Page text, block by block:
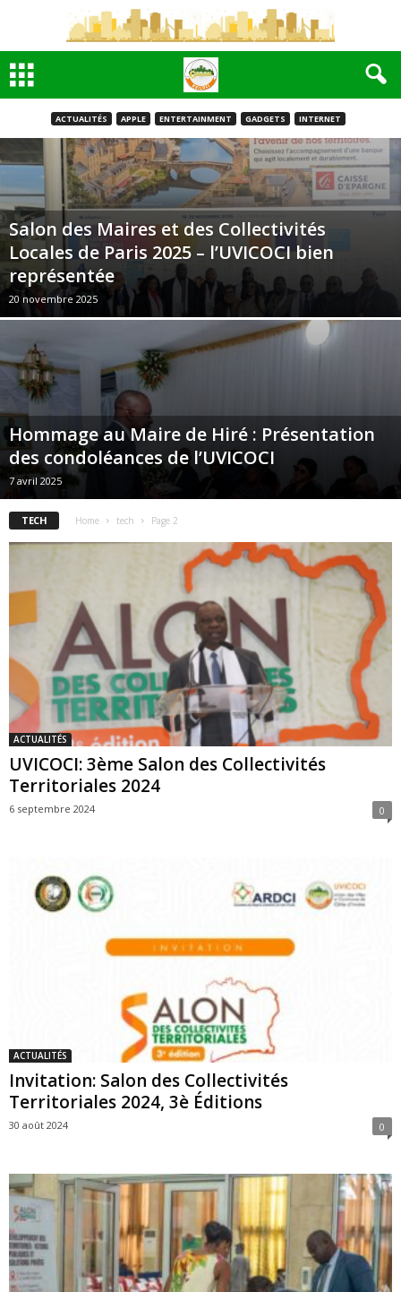
ACTUALITÉS APPLE ENTERTAINMENT GADGETS INTERNET
Salon des Maires et des Collectivités
Locales de Paris 2025 – l’UVICOCI bien
représentée
20 novembre 2025
Hommage au Maire de Hiré : Présentation
des condoléances de l’UVICOCI
7 avril 2025
TECH Home tech Page 2
ACTUALITÉS
UVICOCI: 3ème Salon des Collectivités
Territoriales 2024
6 septembre 2024 0
ACTUALITÉS
Invitation: Salon des Collectivités
Territoriales 2024, 3è Éditions
30 août 2024 0